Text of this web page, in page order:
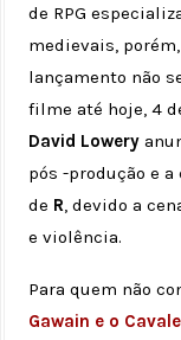
de RPG
medievais,
lançamento não
filme até hoje, 4
David Lowery
pós -produção e
de R, devido a
e violência.
Para quem não
Gawain e o